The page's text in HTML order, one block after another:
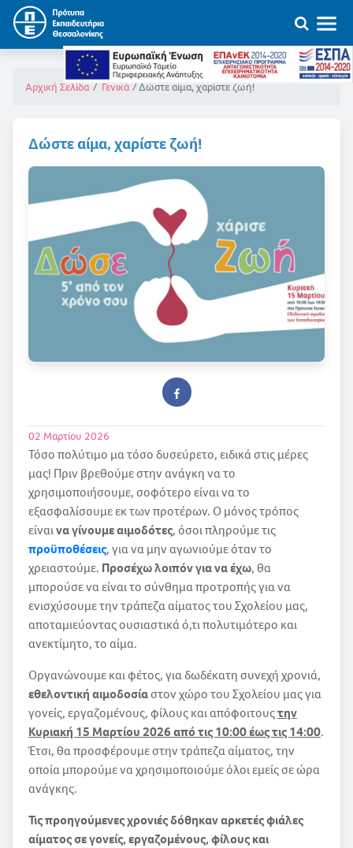
Αρχική Σελίδα Γενικά Δώστε αίμα, χαρίστε ζωή!
Δώστε αίμα, χαρίστε ζωή!
02 Μαρτίου 2026
Τόσο πολύτιμο μα τόσο δυσεύρετο, ειδικά στις μέρες
μας! Πριν βρεθούμε στην ανάγκη να το
χρησιμοποιήσουμε, σοφότερο είναι να το
εξασφαλίσουμε εκ των προτέρων. Ο μόνος τρόπος
είναινα γίνουμε αιμοδότες, όσοι πληρούμε τις
προϋποθέσεις, για να μην αγωνιούμε όταν το
χρειαστούμε. Προσέχω λοιπόν για να έχω, θα
μπορούσε να είναι το σύνθημα προτροπής για να
ενισχύσουμε την τράπεζα αίματος του Σχολείου μας,
αποταμιεύοντας ουσιαστικά ό,τι πολυτιμότερο και
ανεκτίμητο, το αίμα.
Οργανώνουμε και φέτος, για δωδέκατη συνεχή χρονιά,
εθελοντική αιμοδοσίαστον χώρο του Σχολείου μας για
γονείς, εργαζομένους, φίλους και απόφοιτουςτην
Κυριακή 15 Μαρτίου 2026 από τις 10:00 έως τις 14:00.
Έτσι, θα προσφέρουμε στην τράπεζα αίματος, την
οποία μπορούμε να χρησιμοποιούμε όλοι εμείς σε ώρα
ανάγκης.
Τις προηγούμενες χρονιές δόθηκαν αρκετές φιάλες
αίματος σε γονείς, εργαζομένους, φίλους και